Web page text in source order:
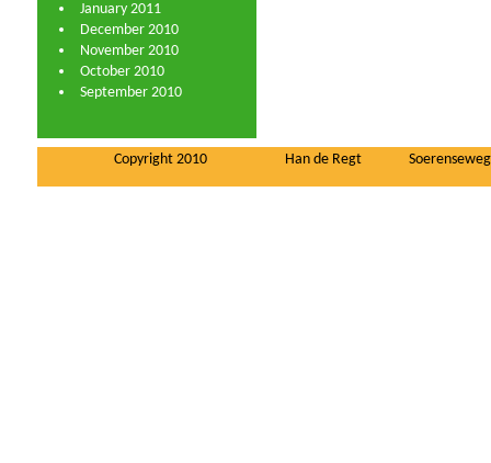
January 2011
December 2010
November 2010
October 2010
September 2010
Copyright 2010 Han de Regt